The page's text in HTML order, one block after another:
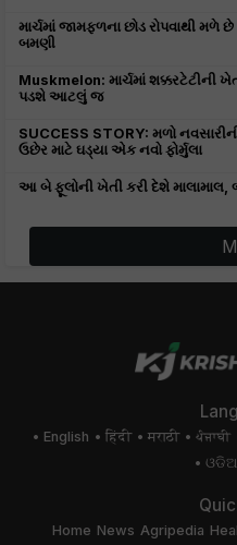
માર્ચમાં જામફળના છોડ રોપવાથી
બમણી
Muskmelon: માર્ચમાં શક્કરટેટીની
પડશે આટલું જ
SUCCESS STORY: મળો
ઉછેર માટે ઘડ્યા એક નવો ફોર્મુલા
આ બે ફૂલોની ખેતી કરી દેશે માલામાલ,
English हिंदी मराठी ਪੰਜਾਬੀ
Home News Agripedia